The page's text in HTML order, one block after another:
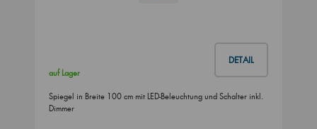
DETAIL
auf Lager
Spiegel in Breite 100 cm mit LED-Beleuchtung und Schalter inkl.
Dimmer